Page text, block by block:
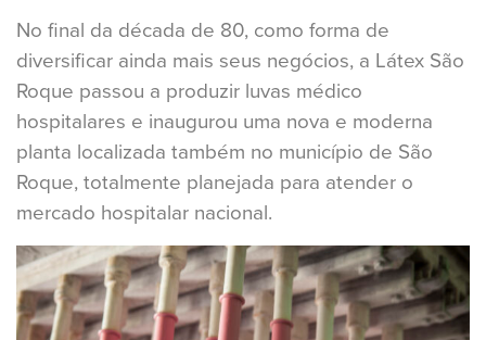
No final da década de 80, como forma de
diversificar ainda mais seus negócios, a Látex São
Roque passou a produzir luvas médico
hospitalares e inaugurou uma nova e moderna
planta localizada também no município de São
Roque, totalmente planejada para atender o
mercado hospitalar nacional.